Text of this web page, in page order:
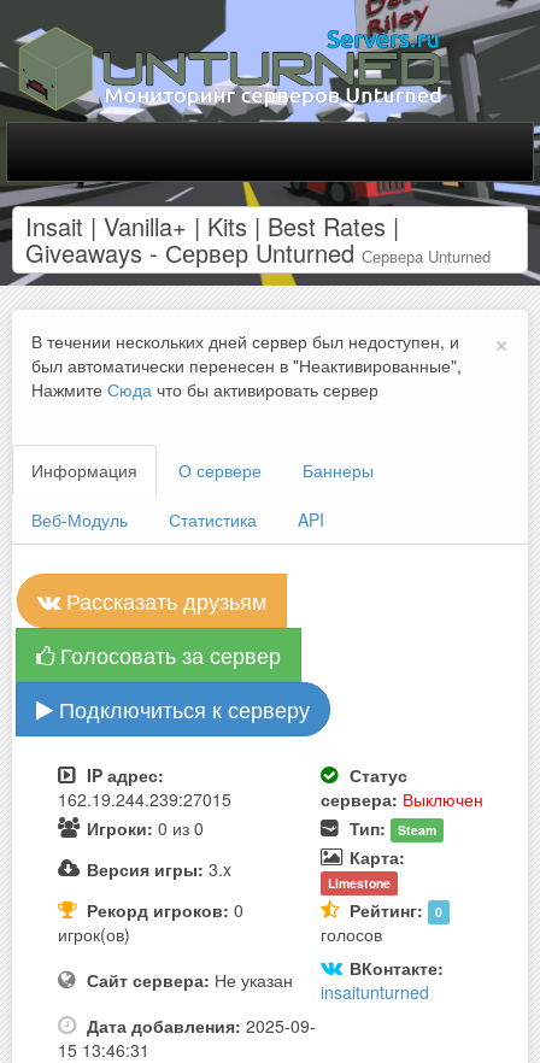
Insait | Vanilla+ | Kits | Best Rates |
Giveaways - Сервер Unturned Сервера Unturned
×
В течении нескольких дней сервер был недоступен, и
был автоматически перенесен в "Неактивированные",
Нажмите Сюда что бы активировать сервер
Информация О сервере Баннеры
Веб-Модуль Статистика API
Рассказать друзьям
Голосовать за сервер
Подключиться к серверу
IP адрес:
162.19.244.239:27015
Статус
сервера: Выключен
Игроки: 0 из 0 Тип: Steam
Версия игры: 3.x Карта:
Limestone
Рекорд игроков: 0
игрок(ов)
Рейтинг: 0
голосов
Сайт сервера: Не указан
ВКонтакте:
insaitunturned
Дата добавления: 2025-09-
15 13:46:31